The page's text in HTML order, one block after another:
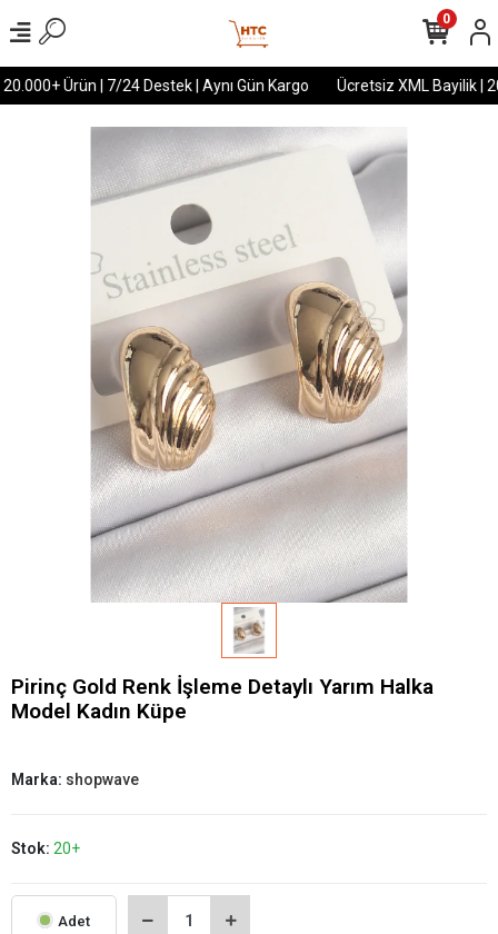
Ürün | 7/24 Destek | Aynı Gün Kargo Ücretsiz XML Bayilik |
0
Pirinç Gold Renk İşleme Detaylı Yarım Halka
Model Kadın Küpe
Marka: shopwave
Stok: 20+
Adet